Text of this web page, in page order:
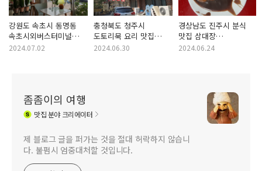
강원도 속초시 동명동
속초시외버스터미널
카페 동명커피
2024.07.02
충청북도 청주시
도토리묵 요리 맛집
월오동묵집
2024.06.30
경상남도 진주시 분식
맛집 삼대장
진주중앙시장 수복빵집
2024.06.24
좀좀이의 여행
맛집분야 크리에이터
제 블로그 글을 퍼가는 것을 절대 허락하지 않습니
다. 불펌시 엄중대처할 것입니다.